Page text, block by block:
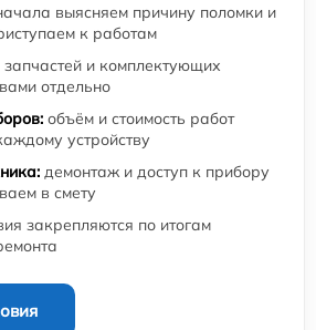
выясняем причину поломки и
к работам
и комплектующих
отдельно
объём и стоимость работ
устройству
демонтаж и доступ к прибору
в смету
закрепляются по итогам